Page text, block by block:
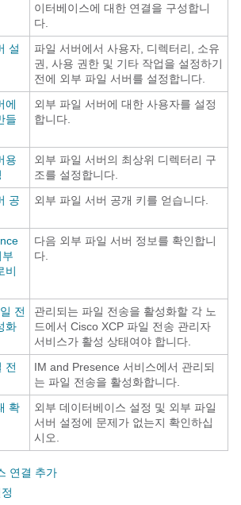
이터베이스에 대한 연결을 구성합니
다.
설
파일 서버에서 사용자, 디렉터리, 소유
권, 사용 권한 및 기타 작업을 설정하기
전에 외부 파일 서버를 설정합니다.
에
들
외부 파일 서버에 대한 사용자를 설정
합니다.
용
외부 파일 서버의 최상위 디렉터리 구
조를 설정합니다.
공
외부 파일 서버 공개 키를 얻습니다.
비
다음 외부 파일 서버 정보를 확인합니
다.
전
화
관리되는 파일 전송을 활성화할 각 노
드에서 Cisco XCP 파일 전송 관리자
서비스가 활성 상태여야 합니다.
전
IM and Presence 서비스에서 관리되
는 파일 전송을 활성화합니다.
확
외부 데이터베이스 설정 및 외부 파일
서버 설정에 문제가 없는지 확인하십
시오.
연결 추가